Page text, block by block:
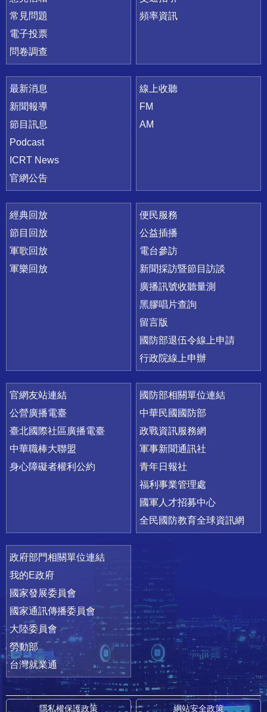
常見問題
電子投票
問卷調查
頻率資訊
最新消息
新聞報導
節目訊息
Podcast
ICRT News
官網公告
線上收聽
FM
AM
經典回放
節目回放
軍歌回放
軍樂回放
便民服務
公益插播
電台參訪
新聞採訪暨節目訪談
廣播訊號收聽量測
黑膠唱片查詢
留言版
國防部退伍令線上申請
行政院線上申辦
官網友站連結
公營廣播電臺
臺北國際社區廣播電臺
中華職棒大聯盟
身心障礙者權利公約
國防部相關單位連結
中華民國國防部
政戰資訊服務網
軍事新聞通訊社
青年日報社
福利事業管理處
國軍人才招募中心
全民國防教育全球資訊網
政府部門相關單位連結
我的E政府
國家發展委員會
國家通訊傳播委員會
大陸委員會
勞動部
台灣就業通
隱私權保護政策 網站安全政策